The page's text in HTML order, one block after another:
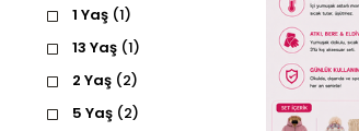
1 Yaş (1)
13 Yaş (1)
2 Yaş (2)
5 Yaş (2)